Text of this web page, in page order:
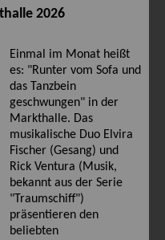
2026
Einmal im Monat heißt
es: "Runter vom Sofa und
das Tanzbein
geschwungen" in der
Markthalle. Das
musikalische Duo Elvira
Fischer (Gesang) und
Rick Ventura (Musik,
bekannt aus der Serie
"Traumschiff")
präsentieren den
beliebten